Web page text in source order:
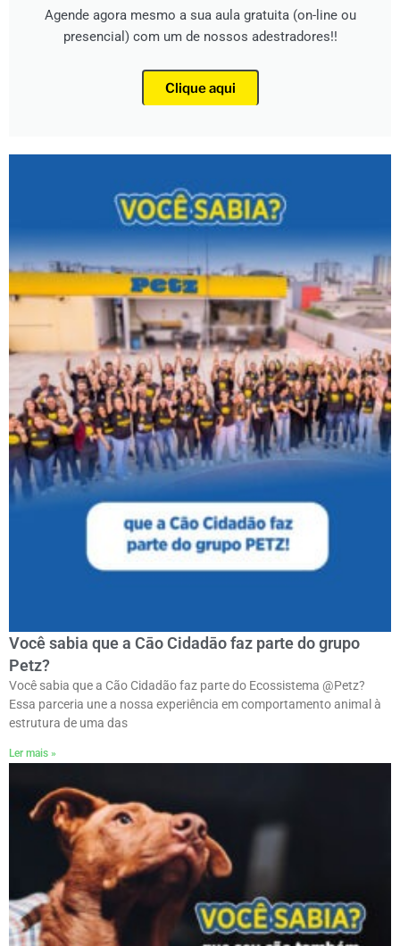
Agende agora mesmo a sua aula gratuita (on-line ou
presencial) com um de nossos adestradores!!
Clique aqui
Você sabia que a Cāo Cidadāo faz parte do grupo
Petz?
Você sabia que a Cão Cidadão faz parte do Ecossistema @Petz?
Essa parceria une a nossa experiência em comportamento animal à
estrutura de uma das
Ler mais »